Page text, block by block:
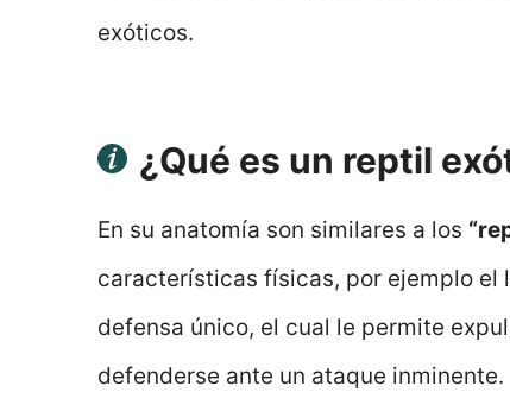
exóticos.
¿Qué es un reptil
En su anatomía son similares a los
características físicas, por ejemplo el
defensa único, el cual le permite
defenderse ante un ataque inminente.